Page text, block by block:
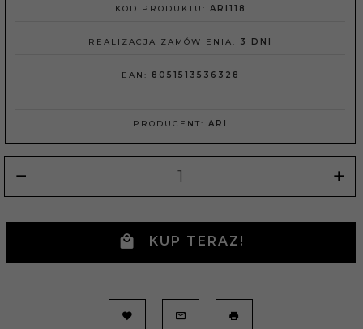
KOD PRODUKTU: ARI118
REALIZACJA ZAMÓWIENIA: 3 DNI
EAN: 8051513536328
PRODUCENT: ARI
KUP TERAZ!